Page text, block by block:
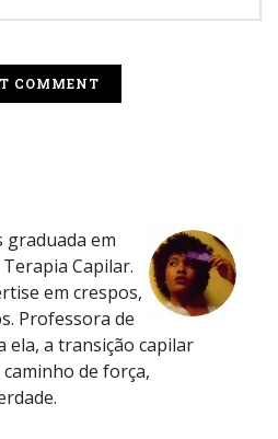
graduada em
Capilar.
em crespos,
Professora de
ela, a transição capilar
de força,